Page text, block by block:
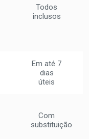
Todos
inclusos
Em até 7
dias
úteis
Com
substituição